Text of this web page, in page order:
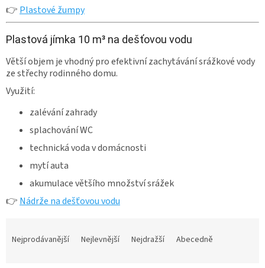
👉Plastové žumpy
Plastová jímka 10 m³ na dešťovou vodu
Větší objem je vhodný pro efektivní zachytávání srážkové vody
ze střechy rodinného domu.
Využití:
zalévání zahrady
splachování WC
technická voda v domácnosti
mytí auta
akumulace většího množství srážek
👉Nádrže na dešťovou vodu
Nejprodávanější Nejlevnější Nejdražší Abecedně